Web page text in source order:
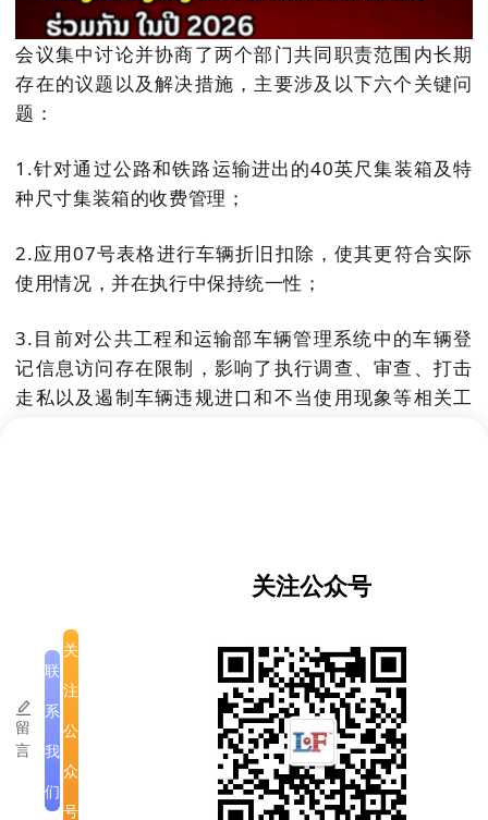
会议集中讨论并协商了两个部门共同职责范围内长期
存在的议题以及解决措施，主要涉及以下六个关键问
题：
1.针对通过公路和铁路运输进出的40英尺集装箱及特
种尺寸集装箱的收费管理；
2.应用07号表格进行车辆折旧扣除，使其更符合实际
使用情况，并在执行中保持统一性；
3.目前对公共工程和运输部车辆管理系统中的车辆登
记信息访问存在限制，影响了执行调查、审查、打击
走私以及遏制车辆违规进口和不当使用现象等相关工
桥费以及其他相关问题。
此次会议旨在协调解决上述问题，以期有效、高效地
推进各项工作，并整合各类信息数据。
留
言
联
系
我
们
关
注
公
众
号
关注公众号